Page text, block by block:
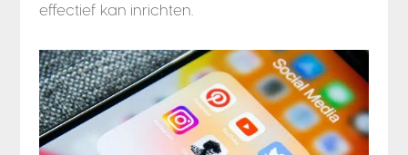
effectief kan inrichten.